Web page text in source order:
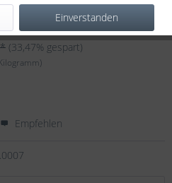
nicht zur Verfügung!
(33,47% gespart)
Empfehlen
Einverstanden